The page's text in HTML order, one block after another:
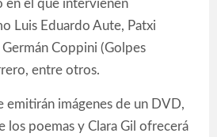
en el que intervienen
Luis Eduardo Aute, Patxi
Coppini (Golpes
entre otros.
emitirán imágenes de un DVD,
los poemas y Clara Gil ofrecerá